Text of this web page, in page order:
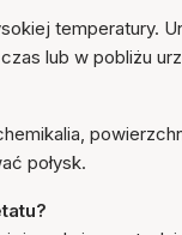
temperatury.
lub w pobliżu
połysk.